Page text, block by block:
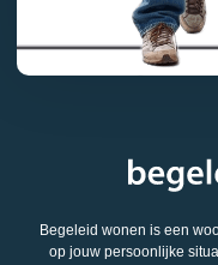
Begeleid wonen is een
op jouw persoonlijke